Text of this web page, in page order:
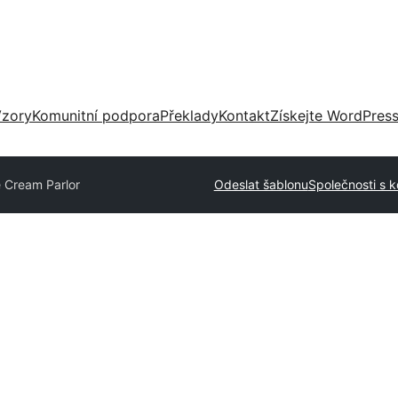
Komunitní podporaPřekladyKontaktZískejte WordPress
Cream Parlor Odeslat šablonuSpolečnosti s